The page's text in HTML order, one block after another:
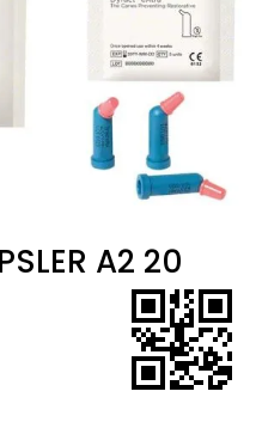
A2 20